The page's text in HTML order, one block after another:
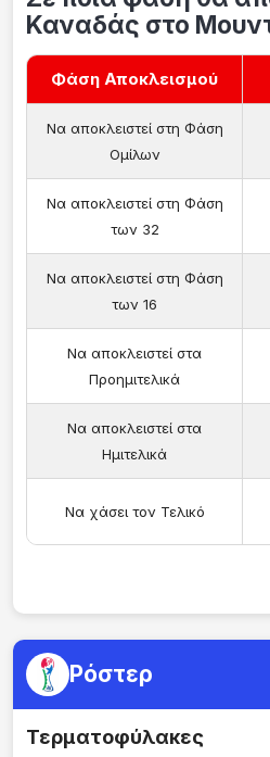
Καναδάς στο
Φάση Αποκλεισμού
Να αποκλειστεί στη Φάση
Ομίλων
Να αποκλειστεί στη Φάση
των 32
Να αποκλειστεί στη Φάση
των 16
Να αποκλειστεί στα
Προημιτελικά
Να αποκλειστεί στα
Ημιτελικά
Να χάσει τον Τελικό
Ρόστερ
Τερματοφύλακες